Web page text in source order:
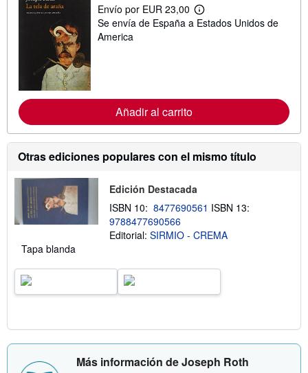
Envío por EUR 23,00
M
á
i
ó
s
l
s
t
i
a
e
n
í
Se envía de España a Estados Unidos de
America
Añadir al carrito
Otras ediciones populares con el mismo título
Edición Destacada
ISBN 10: 8477690561 ISBN 13:
9788477690566
Editorial: SIRMIO - CREMA
Tapa blanda
Más información de Joseph Roth